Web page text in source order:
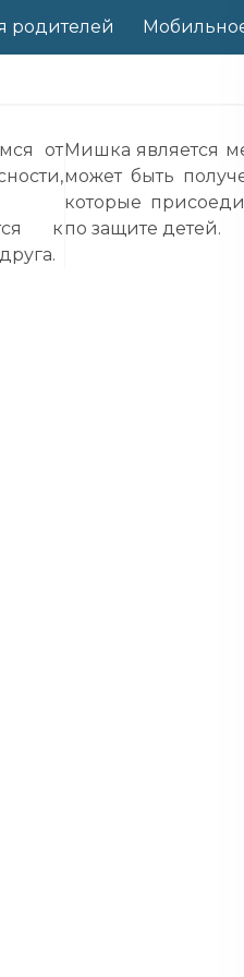
родителей
от
к
Мишка является
может быть
которые
по защите детей.